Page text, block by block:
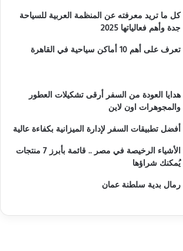
كل ما تريد معرفته عن المنظمة العربية للسياحة
جدة وأهم فعالياتها 2025
تعرف على أهم 10 أماكن سياحية في القاهرة
هدايا العودة من السفر أرقى تشكيلات العطور
والمجوهرات اون لاين
أفضل تطبيقات السفر لإدارة الميزانية بكفاءة عالية
الأشياء الرخيصة في مصر .. قائمة بأبرز 7 منتجات
يُمكنك شراؤها
رمال بدية سلطنة عمان